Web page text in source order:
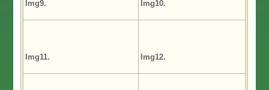
Img9. Img10.
Img11. Img12.